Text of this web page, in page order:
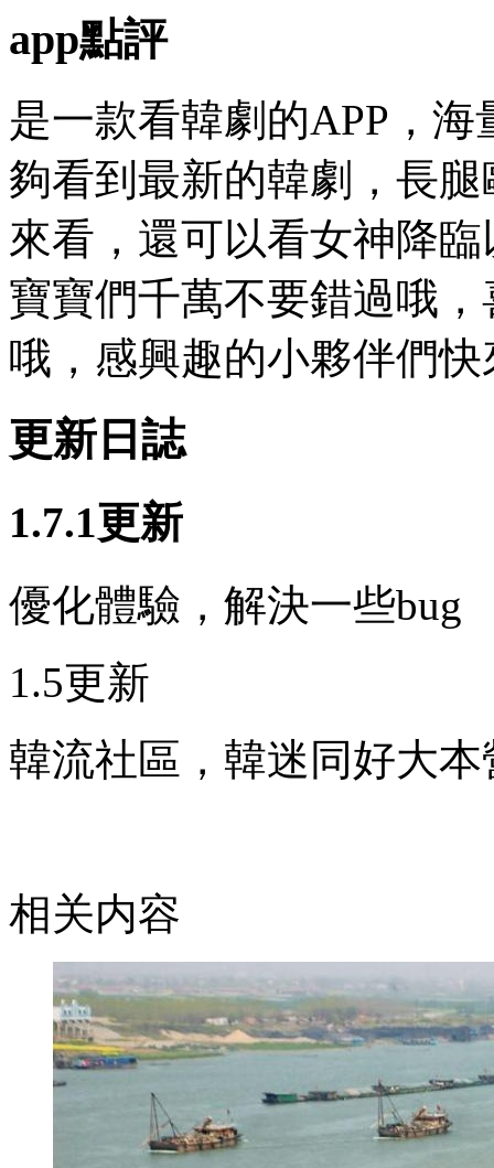
app點評
是一款看韓劇的APP，
夠看到最新的韓劇，長
來看，還可以看女神降
寶寶們千萬不要錯過哦
哦，感興趣的小夥伴們
更新日誌
1.7.1更新
優化體驗，解決一些bug
1.5更新
韓流社區，韓迷同好大
相关内容